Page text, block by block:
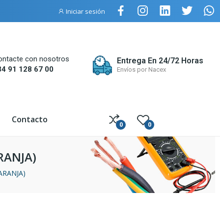
Iniciar sesión
con nosotros
91 128 67 00
Entrega En 24/72 Horas
Envíos por Nacex
Contacto 0 0